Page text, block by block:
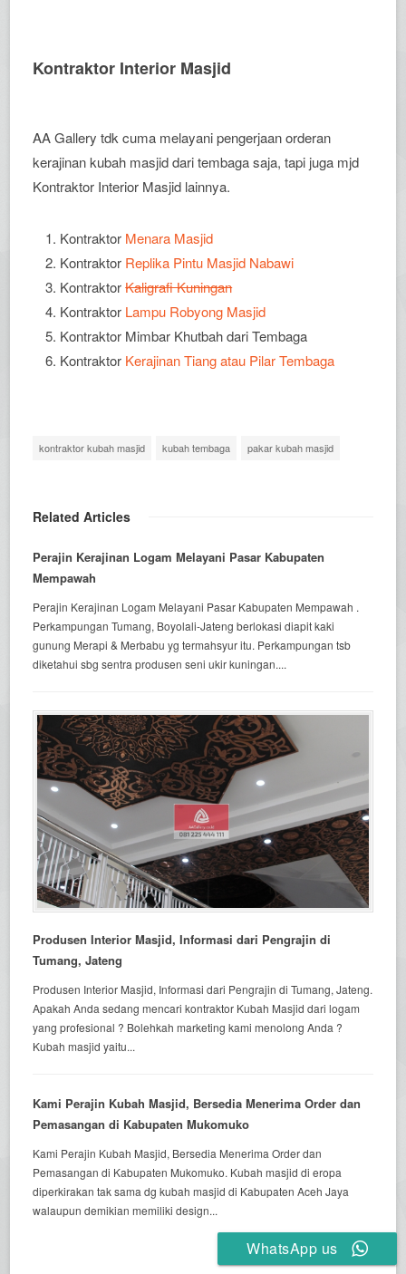
Kontraktor Interior Masjid
AA Gallery tdk cuma melayani pengerjaan orderan
kerajinan kubah masjid dari tembaga saja, tapi juga mjd
Kontraktor Interior Masjid lainnya.
Kontraktor Menara Masjid
Kontraktor Replika Pintu Masjid Nabawi
KontraktorKaligrafi Kuningan
Kontraktor Lampu Robyong Masjid
Kontraktor Mimbar Khutbah dari Tembaga
Kontraktor Kerajinan Tiang atau Pilar Tembaga
kontraktor kubah masjid kubah tembaga pakar kubah masjid
Related Articles
Perajin Kerajinan Logam Melayani Pasar Kabupaten
Mempawah
Perajin Kerajinan Logam Melayani Pasar Kabupaten Mempawah .
Perkampungan Tumang, Boyolali-Jateng berlokasi diapit kaki
gunung Merapi & Merbabu yg termahsyur itu. Perkampungan tsb
diketahui sbg sentra produsen seni ukir kuningan....
Produsen Interior Masjid, Informasi dari Pengrajin di
Tumang, Jateng
Produsen Interior Masjid, Informasi dari Pengrajin di Tumang, Jateng.
Apakah Anda sedang mencari kontraktor Kubah Masjid dari logam
yang profesional ? Bolehkah marketing kami menolong Anda ?
Kubah masjid yaitu...
Kami Perajin Kubah Masjid, Bersedia Menerima Order dan
Pemasangan di Kabupaten Mukomuko
Kami Perajin Kubah Masjid, Bersedia Menerima Order dan
Pemasangan di Kabupaten Mukomuko. Kubah masjid di eropa
diperkirakan tak sama dg kubah masjid di Kabupaten Aceh Jaya
walaupun demikian memiliki design...
WhatsApp us